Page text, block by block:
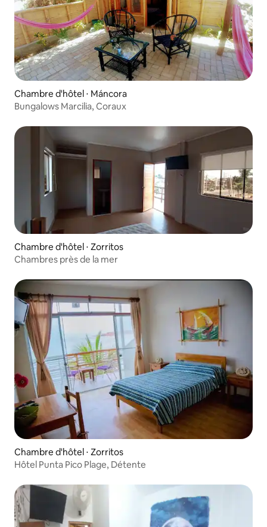
Chambre d'hôtel ⋅ Máncora
Bungalows Marcilia, Coraux
Chambre d'hôtel ⋅ Zorritos
Chambres près de la mer
Chambre d'hôtel ⋅ Zorritos
Hôtel Punta Pico Plage, Détente